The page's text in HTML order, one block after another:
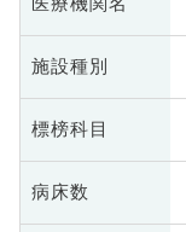
施設種別
標榜科目
病床数